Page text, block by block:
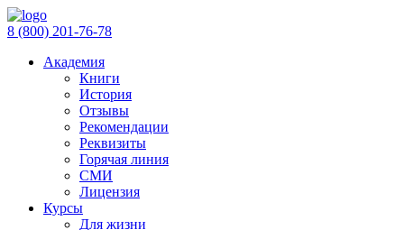
8 (800) 201-76-78
Академия
Книги
История
Отзывы
Рекомендации
Реквизиты
Горячая линия
СМИ
Лицензия
Курсы
Для жизни